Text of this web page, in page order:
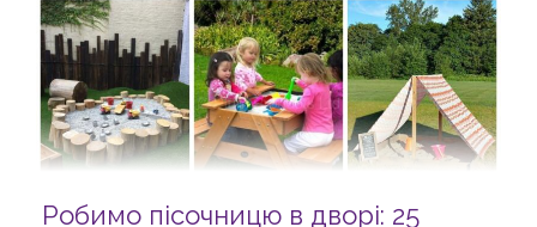
Робимо пісочницю в дворі: 25